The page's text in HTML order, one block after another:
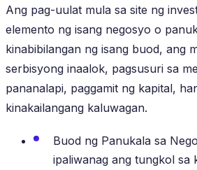
Ang pag-uulat mula sa site ng
elemento ng isang negosyo o
kinabibilangan ng isang buod, ang
serbisyong inaalok, pagsusuri sa
pananalapi, paggamit ng kapital,
kinakailangang kaluwagan.
Buod ng Panukala sa
ipaliwanag ang tungkol sa